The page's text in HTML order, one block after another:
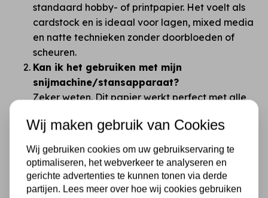
standaard hobby- of printpapier. Het voelt als
cardstock en is ideaal voor lagen, mixed media
en natte technieken zonder doorbloeden of
scheuren.
Kan ik het gebruiken met mijn
snijmachine/stansapparaat?
Zeker weten. Dit papier werkt perfect met alle
dikte krijg je strakke, professionele snijlijnen
Is dubbelzijdig papier niet verwarrend?
Dat begrijpen we. Juist daarom zijn de designs
zo gekozen dat je altijd iets moois overhoudt.
Wij maken gebruik van Cookies
Wij gebruiken cookies om uw gebruikservaring te
optimaliseren, het webverkeer te analyseren en
gerichte advertenties te kunnen tonen via derde
partijen. Lees meer over hoe wij cookies gebruiken